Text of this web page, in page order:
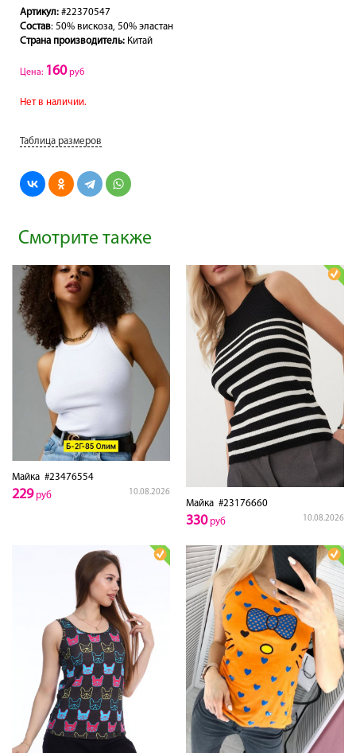
Артикул: #22370547
Состав: 50% вискоза, 50% эластан
Страна производитель: Китай
Цена: 160руб
Нет в наличии.
Таблица размеров
Смотрите также
Майка #23476554
10.08.2026
229руб
Майка #23176660
10.08.2026
330руб